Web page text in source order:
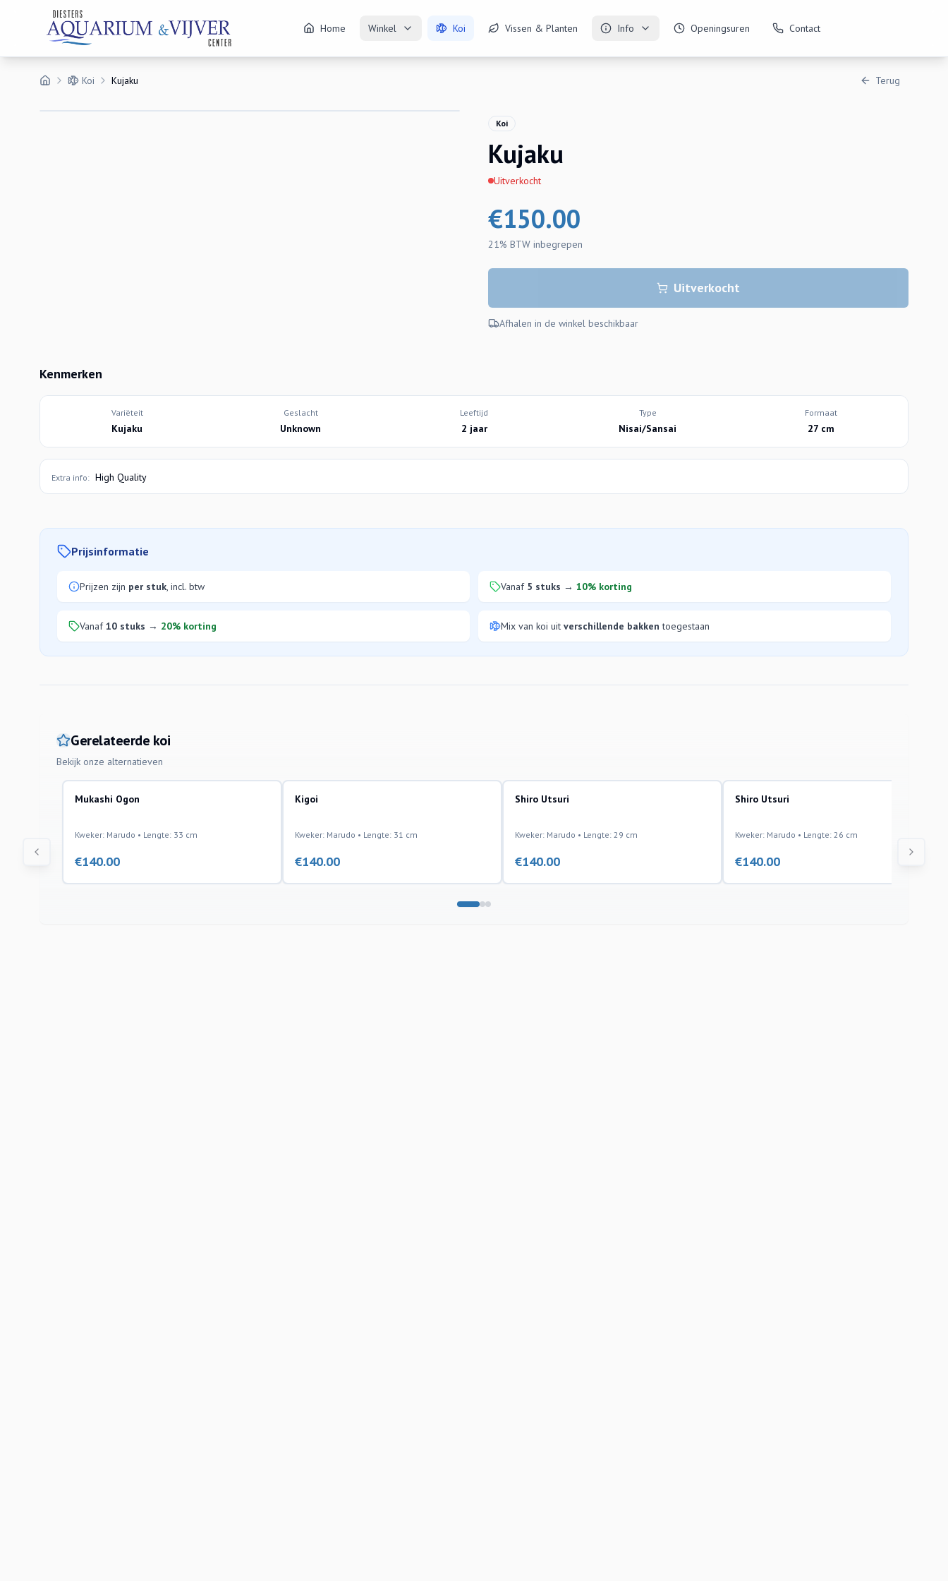
Home Winkel Koi Vissen & Planten Info Openingsuren Contact
Koi Kujaku Terug
Koi
Kujaku
Uitverkocht
€150.00
21% BTW inbegrepen
Uitverkocht
Afhalen in de winkel beschikbaar
Kenmerken
Variëteit
Kujaku
Geslacht
Unknown
Leeftijd
2 jaar
Type
Nisai/Sansai
Formaat
27 cm
Extra info: High Quality
Prijsinformatie
Prijzen zijn per stuk, incl. btw Vanaf 5 stuks → 10% korting
Vanaf10 stuks → 20% korting Mix van koi uit verschillende bakken toegestaan
Gerelateerde koi
Bekijk onze alternatieven
Mukashi Ogon
Kweker: Marudo • Lengte: 33 cm
€140.00
Kigoi
Kweker: Marudo • Lengte: 31 cm
€140.00
Shiro Utsuri
Kweker: Marudo • Lengte: 29 cm
€140.00
Shiro Utsuri
Kweker: Marudo • Lengte: 26 cm
€140.00